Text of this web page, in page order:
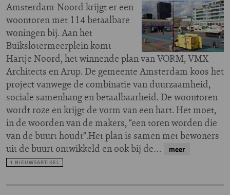
Amsterdam-Noord krijgt er een
woontoren met 114 betaalbare
woningen bij. Aan het
Buikslotermeerplein komt
Hartje Noord, het winnende plan van VORM, VMX
Architects en Arup. De gemeente Amsterdam koos het
project vanwege de combinatie van duurzaamheid,
sociale samenhang en betaalbaarheid. De woontoren
wordt roze en krijgt de vorm van een hart. Het moet,
in de woorden van de makers, “een toren worden die
van de buurt houdt”.Het plan is samen met bewoners
uit de buurt ontwikkeld en ook bij de…
meer
1 NIEUWSARTIKEL